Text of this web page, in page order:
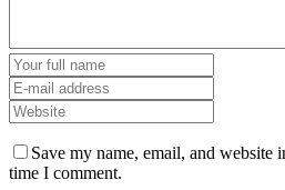
Save my name, email, and website
time I comment.